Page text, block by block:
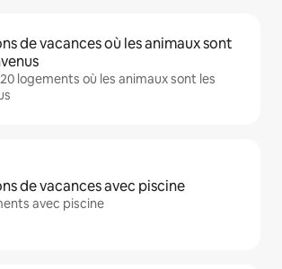
de vacances où les animaux sont
logements où les animaux sont les
de vacances avec piscine
avec piscine